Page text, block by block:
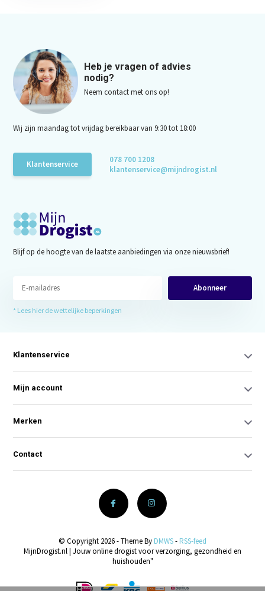
Heb je vragen of advies
nodig?
Neem contact met ons op!
Wij zijn maandag tot vrijdag bereikbaar van 9:30 tot 18:00
Klantenservice
078 700 1208
klantenservice@mijndrogist.nl
Blijf op de hoogte van de laatste aanbiedingen via onze nieuwsbrief!
Abonneer
* Lees hier de wettelijke beperkingen
Klantenservice
Mijn account
Merken
Contact
© Copyright 2026 - Theme By DMWS- RSS-feed
MijnDrogist.nl | Jouw online drogist voor verzorging, gezondheid en
huishouden"